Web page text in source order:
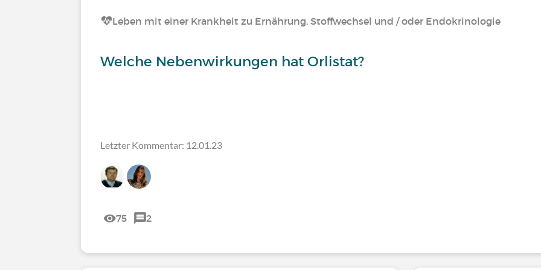
Leben mit einer Krankheit zu Ernährung, Stoffwechsel und / oder Endokrinologie
Welche Nebenwirkungen hat Orlistat?
Letzter Kommentar: 12.01.23
75 2